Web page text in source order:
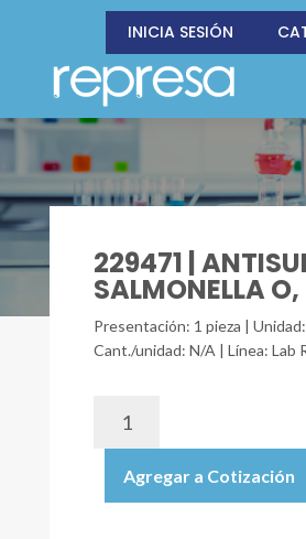
INICIA SESIÓN
229471 |
SALMONELLA
Presentación: 1 pieza |
Cant./unidad: N/A | Línea: Lab
SALMONELLA
O,
Agregar a Cotización